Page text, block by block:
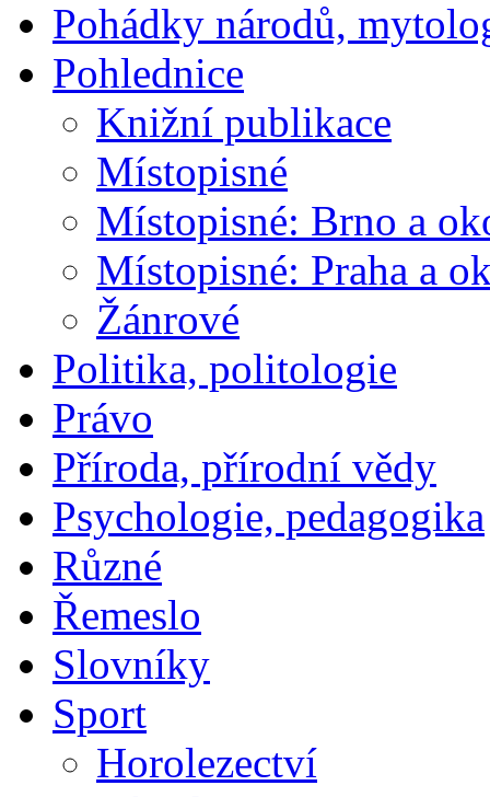
Pohádky národů,
Pohlednice
Knižní publikace
Místopisné
Místopisné: Brno a
Místopisné: Praha a
Žánrové
Politika, politologie
Právo
Příroda, přírodní vědy
Psychologie, pedagogika
Různé
Řemeslo
Slovníky
Sport
Horolezectví